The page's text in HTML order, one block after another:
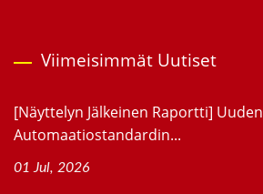
Viimeisimmät Uutiset
[Näyttelyn Jälkeinen Raportti] Uuden
Automaatiostandardin...
01 Jul, 2026